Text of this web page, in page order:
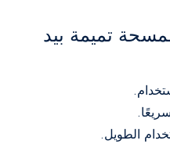
تميمة بيد
الطويل.